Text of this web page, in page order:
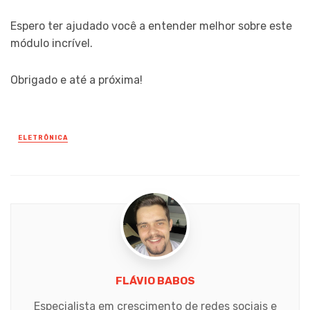
Espero ter ajudado você a entender melhor sobre este
módulo incrível.
Obrigado e até a próxima!
Posted
ELETRÔNICA
FLÁVIO BABOS
Especialista em crescimento de redes sociais e